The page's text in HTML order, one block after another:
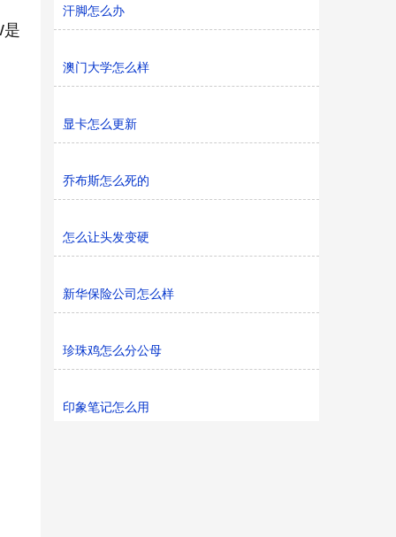
是
汗脚怎么办
澳门大学怎么样
显卡怎么更新
乔布斯怎么死的
怎么让头发变硬
新华保险公司怎么样
珍珠鸡怎么分公母
印象笔记怎么用